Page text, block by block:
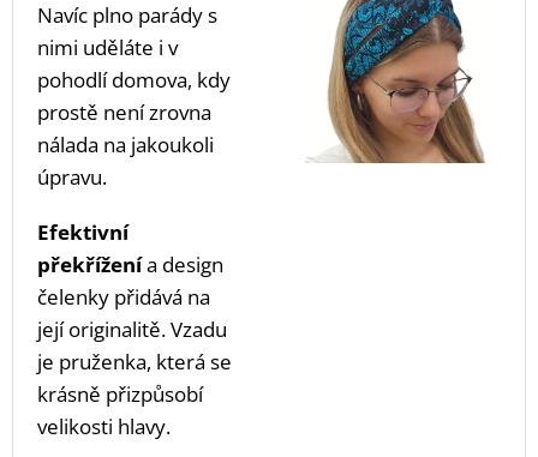
Navíc plno parády s
nimi uděláte i v
pohodlí domova, kdy
prostě není zrovna
nálada na jakoukoli
úpravu.
Efektivní
překříženía design
čelenky přidává na
její originalitě. Vzadu
je pruženka, která se
krásně přizpůsobí
velikosti hlavy.